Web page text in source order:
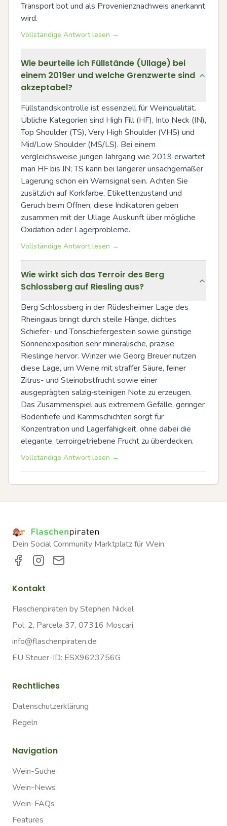
Transport bot und als Provenienznachweis anerkannt
wird.
Vollständige Antwort lesen →
Wie beurteile ich Füllstände (Ullage) bei
einem 2019er und welche Grenzwerte sind
akzeptabel?
Füllstandskontrolle ist essenziell für Weinqualität.
Übliche Kategorien sind High Fill (HF), Into Neck (IN),
Top Shoulder (TS), Very High Shoulder (VHS) und
Mid/Low Shoulder (MS/LS). Bei einem
vergleichsweise jungen Jahrgang wie 2019 erwartet
man HF bis IN; TS kann bei längerer unsachgemäßer
Lagerung schon ein Warnsignal sein. Achten Sie
zusätzlich auf Korkfarbe, Etikettenzustand und
Geruch beim Öffnen; diese Indikatoren geben
zusammen mit der Ullage Auskunft über mögliche
Oxidation oder Lagerprobleme.
Vollständige Antwort lesen →
Wie wirkt sich das Terroir des Berg
Schlossberg auf Riesling aus?
Berg Schlossberg in der Rüdesheimer Lage des
Rheingaus bringt durch steile Hänge, dichtes
Schiefer- und Tonschiefergestein sowie günstige
Sonnenexposition sehr mineralische, präzise
Rieslinge hervor. Winzer wie Georg Breuer nutzen
diese Lage, um Weine mit straffer Säure, feiner
Zitrus- und Steinobstfrucht sowie einer
ausgeprägten salzig‑steinigen Note zu erzeugen.
Das Zusammenspiel aus extremem Gefälle, geringer
Bodentiefe und Kämmschichten sorgt für
Konzentration und Lagerfähigkeit, ohne dabei die
elegante, terroirgetriebene Frucht zu überdecken.
Vollständige Antwort lesen →
Dein Social Community Marktplatz für Wein.
Kontakt
Flaschenpiraten by Stephen Nickel
Pol. 2, Parcela 37, 07316 Moscari
info@flaschenpiraten.de
EU Steuer-ID: ESX9623756G
Rechtliches
Datenschutzerklärung
Regeln
Navigation
Wein-Suche
Wein-News
Wein-FAQs
Features